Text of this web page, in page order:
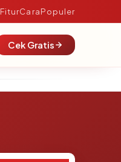
FiturCaraPopuler
Cek Gratis